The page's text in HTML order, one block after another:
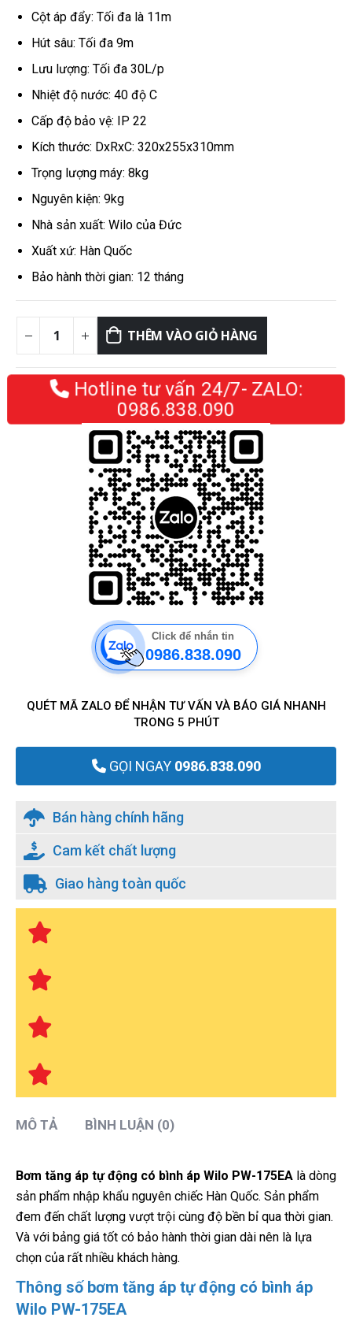
Cột áp đẩy: Tối đa là 11m
Hút sâu: Tối đa 9m
Lưu lượng: Tối đa 30L/p
Nhiệt độ nước: 40 độ C
Cấp độ bảo vệ: IP 22
Kích thước: DxRxC: 320x255x310mm
Trọng lượng máy: 8kg
Nguyên kiện: 9kg
Nhà sản xuất: Wilo của Đức
Xuất xứ: Hàn Quốc
Bảo hành thời gian: 12 tháng
THÊM VÀO GIỎ HÀNG
Hotline tư vấn 24/7- ZALO:
0986.838.090
Click để nhắn tin
0986.838.090
QUÉT MÃ ZALO ĐỂ NHẬN TƯ VẤN VÀ BÁO GIÁ NHANH
TRONG 5 PHÚT
GỌI NGAY0986.838.090
Bán hàng chính hãng
Cam kết chất lượng
Giao hàng toàn quốc
MÔ TẢ BÌNH LUẬN (0)
Bơm tăng áp tự động có bình áp Wilo PW-175EA là dòng
sản phẩm nhập khẩu nguyên chiếc Hàn Quốc. Sản phẩm
đem đến chất lượng vượt trội cùng độ bền bỉ qua thời gian.
Và với bảng giá tốt có bảo hành thời gian dài nên là lựa
chọn của rất nhiều khách hàng.
Thông số bơm tăng áp tự động có bình áp
Wilo PW-175EA